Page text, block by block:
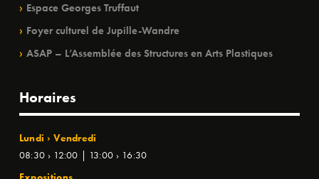
Espace Georges Truffaut
Foyer culturel de Jupille-Wandre
ASAP – L’Assemblée des Structures en Arts Plastiques
Horaires
Lundi › Vendredi
08:30 › 12:00 | 13:00 › 16:30